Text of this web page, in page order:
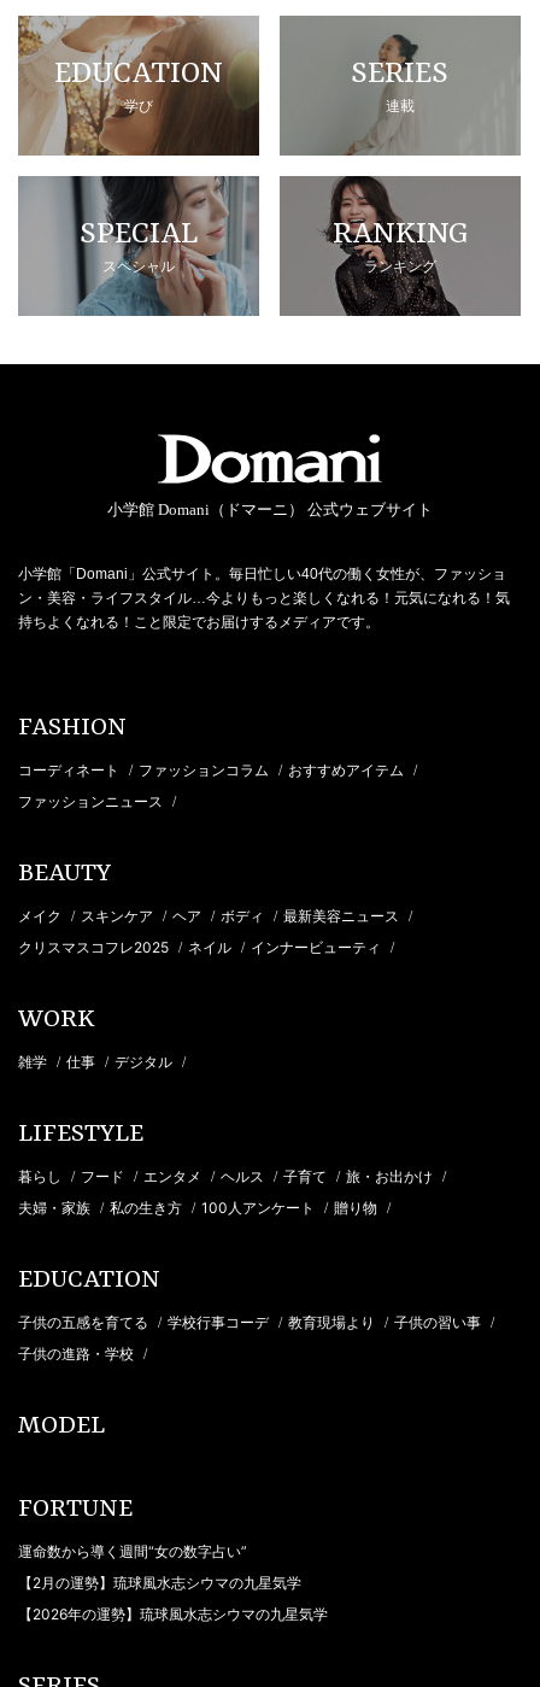
EDUCATION
学び
SERIES
連載
SPECIAL
スペシャル
RANKING
ランキング
小学館 Domani（ドマーニ） 公式ウェブサイト
小学館「Domani」公式サイト。毎日忙しい40代の働く女性が、ファッショ
ン・美容・ライフスタイル…今よりもっと楽しくなれる！元気になれる！気
持ちよくなれる！こと限定でお届けするメディアです。
FASHION
コーディネート / ファッションコラム / おすすめアイテム /
ファッションニュース /
BEAUTY
メイク / スキンケア / ヘア / ボディ / 最新美容ニュース /
クリスマスコフレ2025 / ネイル / インナービューティ /
WORK
雑学 / 仕事 / デジタル /
LIFESTYLE
暮らし / フード / エンタメ / ヘルス / 子育て / 旅・お出かけ /
夫婦・家族 / 私の生き方 / 100人アンケート / 贈り物 /
EDUCATION
子供の五感を育てる / 学校行事コーデ / 教育現場より / 子供の習い事 /
子供の進路・学校 /
MODEL
FORTUNE
運命数から導く週間“女の数字占い”
【2月の運勢】琉球風水志シウマの九星気学
【2026年の運勢】琉球風水志シウマの九星気学